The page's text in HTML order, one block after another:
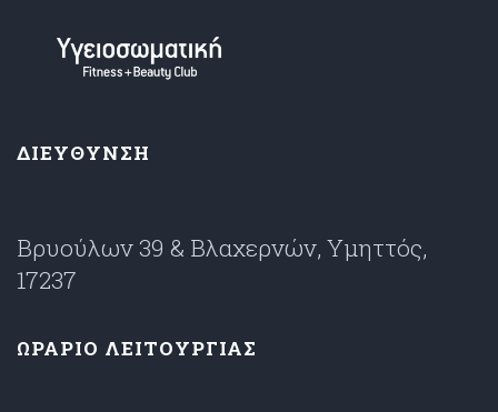
ΔΙΕΥΘΥΝΣΗ
Βρυούλων 39 & Βλαχερνών, Υμηττός,
17237
ΩΡΑΡΙΟ ΛΕΙΤΟΥΡΓΙΑΣ